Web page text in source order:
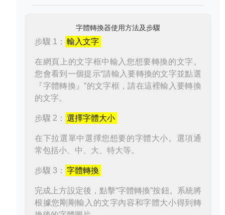
字體轉換器使用方法及步驟
步驟 1： 輸入文字
在網頁上的文字框中輸入您想要轉換的文字。
您會看到一個提示“請輸入要轉換的文字並點選
『字體轉換』”的文字框，請在這裡輸入要轉換
的文字。
步驟 2： 選擇字體大小
在下拉選單中選擇您想要的字體大小。選項通
常包括小、中、大、特大等。
步驟 3： 字體轉換
完成上方設定後，點擊“字體轉換”按鈕。系統將
根據您剛剛輸入的文字內容和字體大小得到轉